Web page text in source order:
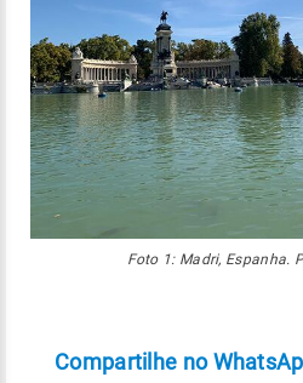
Foto 1: Madri, Espanha.
Compartilhe no